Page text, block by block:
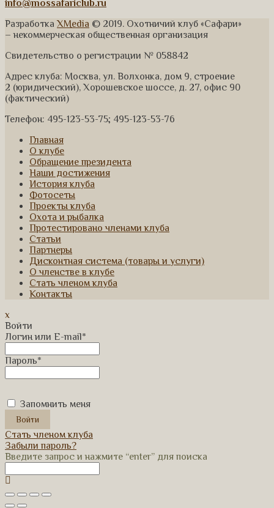
info@mossafariclub.ru
Разработка XMedia © 2019. Охотничий клуб «Сафари»
– некоммерческая общественная организация
Свидетельство о регистрации № 058842
Адрес клуба: Москва, ул. Волхонка, дом 9, строение
2 (юридический), Хорошевское шоссе, д. 27, офис 90
(фактический)
Телефон: 495-123-53-75; 495-123-53-76
Главная
О клубе
Обращение президента
Наши достижения
История клуба
Фотосеты
Проекты клуба
Охота и рыбалка
Протестировано членами клуба
Статьи
Партнеры
Дисконтная система (товары и услуги)
О членстве в клубе
Стать членом клуба
Контакты
x
Войти
Логин или E-mail*
Пароль*
Запомнить меня
Стать членом клуба
Забыли пароль?
Введите запрос и нажмите “enter” для поиска